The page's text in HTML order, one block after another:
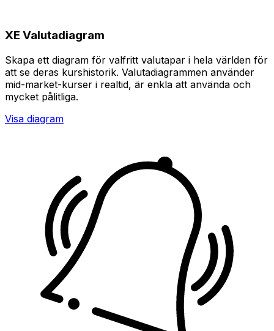
XE Valutadiagram
Skapa ett diagram för valfritt valutapar i hela världen för
att se deras kurshistorik. Valutadiagrammen använder
mid-market-kurser i realtid, är enkla att använda och
mycket pålitliga.
Visa diagram